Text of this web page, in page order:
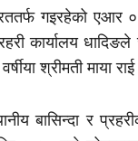
गइरहेको एआर
कार्यालय
श्रीमती माया
बासिन्दा र